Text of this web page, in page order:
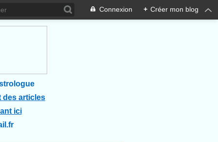
Connexion + Créer mon blog
des articles
ici